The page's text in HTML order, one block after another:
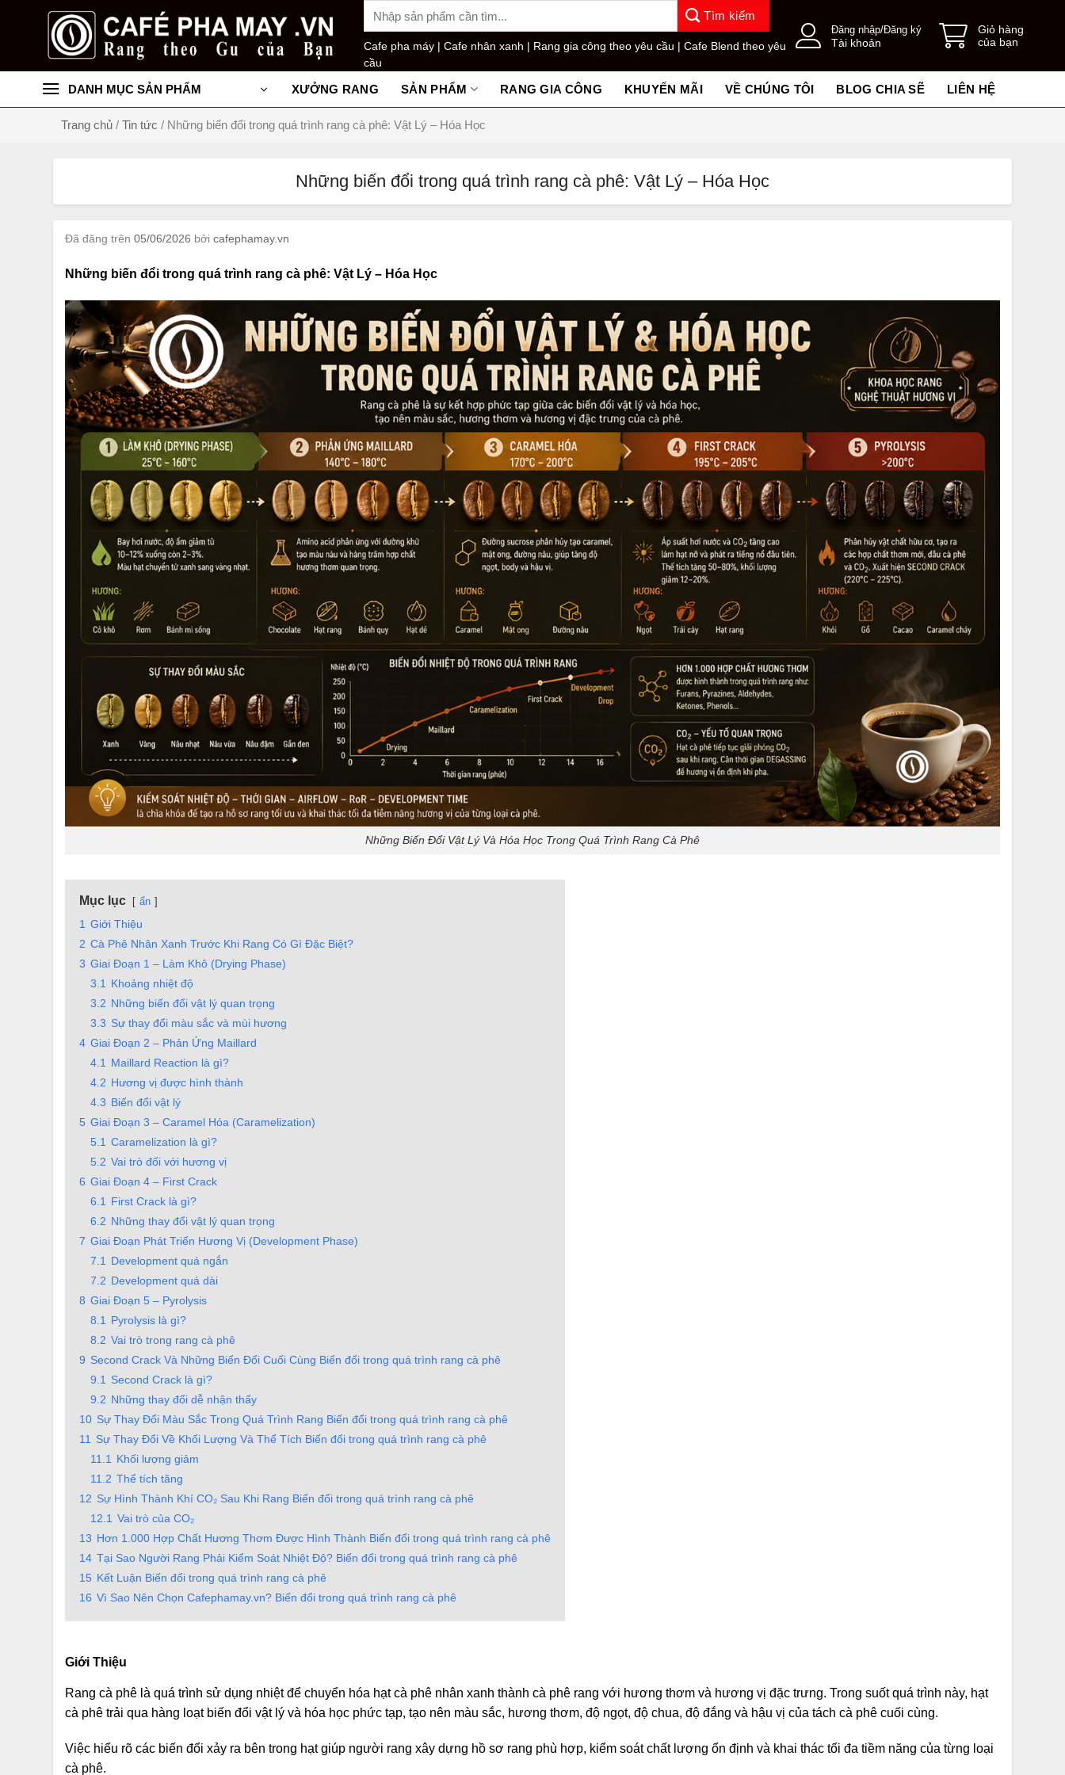
dung
kiếm:
Tìm kiếm
Cafe pha máy | Cafe nhân xanh | Rang gia công theo yêu cầu | Cafe Blend theo yêu
cầu
Đăng nhập/Đăng ký
Tài khoản
Giỏ hàng
của bạn
DANH MỤC SẢN PHẨM XƯỞNG RANG SẢN PHẨM RANG GIA CÔNG KHUYẾN MÃI VỀ CHÚNG TÔI BLOG CHIA SẼ LIÊN HỆ
Trang chủ / Tin tức / Những biến đổi trong quá trình rang cà phê: Vật Lý – Hóa Học
Những biến đổi trong quá trình rang cà phê: Vật Lý – Hóa Học
Đã đăng trên 05/06/2026 bởi cafephamay.vn
Những biến đổi trong quá trình rang cà phê: Vật Lý – Hóa Học
Những Biến Đổi Vật Lý Và Hóa Học Trong Quá Trình Rang Cà Phê
Mục lục ẩn
1 Giới Thiệu
2 Cà Phê Nhân Xanh Trước Khi Rang Có Gì Đặc Biệt?
3 Giai Đoạn 1 – Làm Khô (Drying Phase)
3.1
Khoảng nhiệt độ
3.2 Những biến đổi vật lý quan trọng
3.3 Sự thay đổi màu sắc và mùi hương
4 Giai Đoạn 2 – Phản Ứng Maillard
4.1
Maillard Reaction là gì?
4.2 Hương vị được hình thành
4.3 Biến đổi vật lý
5 Giai Đoạn 3 – Caramel Hóa (Caramelization)
5.1 Caramelization là gì?
5.2 Vai trò đối với hương vị
6 Giai Đoạn 4 – First Crack
6.1
First Crack là gì?
6.2 Những thay đổi vật lý quan trọng
7 Giai Đoạn Phát Triển Hương Vị (Development Phase)
7.1
Development quá ngắn
7.2 Development quá dài
8 Giai Đoạn 5 – Pyrolysis
8.1
Pyrolysis là gì?
8.2 Vai trò trong rang cà phê
9 Second Crack Và Những Biến Đổi Cuối Cùng Biến đổi trong quá trình rang cà phê
9.1
Second Crack là gì?
9.2 Những thay đổi dễ nhận thấy
10 Sự Thay Đổi Màu Sắc Trong Quá Trình Rang Biến đổi trong quá trình rang cà phê
11
Sự Thay Đổi Về Khối Lượng Và Thể Tích Biến đổi trong quá trình rang cà phê
11.1
Khối lượng giảm
11.2 Thể tích tăng
12 Sự Hình Thành Khí CO₂ Sau Khi Rang Biến đổi trong quá trình rang cà phê
12.1 Vai trò của CO₂
13 Hơn 1.000 Hợp Chất Hương Thơm Được Hình Thành Biến đổi trong quá trình rang cà phê
14 Tại Sao Người Rang Phải Kiểm Soát Nhiệt Độ? Biến đổi trong quá trình rang cà phê
15 Kết Luận Biến đổi trong quá trình rang cà phê
16 Vì Sao Nên Chọn Cafephamay.vn? Biến đổi trong quá trình rang cà phê
Giới Thiệu
Rang cà phê là quá trình sử dụng nhiệt để chuyển hóa hạt cà phê nhân xanh thành cà phê rang với hương thơm và hương vị đặc trưng. Trong suốt quá trình này, hạt
cà phê trải qua hàng loạt biến đổi vật lý và hóa học phức tạp, tạo nên màu sắc, hương thơm, độ ngọt, độ chua, độ đắng và hậu vị của tách cà phê cuối cùng.
Việc hiểu rõ các biến đổi xảy ra bên trong hạt giúp người rang xây dựng hồ sơ rang phù hợp, kiểm soát chất lượng ổn định và khai thác tối đa tiềm năng của từng loại
cà phê.